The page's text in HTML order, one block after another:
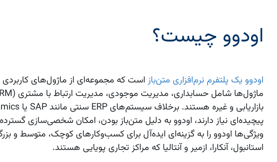
اودوو چیست؟
اودوو یک پلتفرم نرم‌افزاری متن‌باز است که مجموعه‌ای از ماژول‌های
پیچیده‌ای نیاز دارند، اودوو به دلیل متن‌باز بودن، امکان شخصی‌سازی
ویژگی‌ها اودوو را به گزینه‌ای ایده‌آل برای کسب‌وکارهای کوچک، متوسط و
استانبول، آنکارا، ازمیر و آنتالیا که مراکز تجاری پویایی هستند.